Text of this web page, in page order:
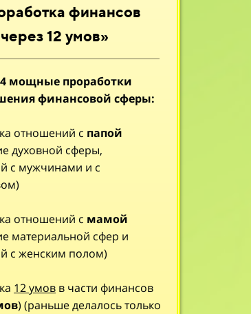
финансов
через 12 умов»
4 мощные проработки
финансовой сферы:
отношений с папой
духовной сферы,
с мужчинами и с
отношений с мамой
материальной сфер и
с женским полом)
12 умов в части финансов
) (раньше делалось только